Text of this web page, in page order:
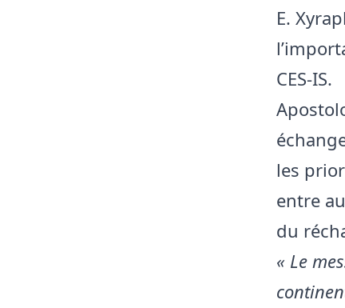
E.
CES-IS.
les
entre
du
« Le